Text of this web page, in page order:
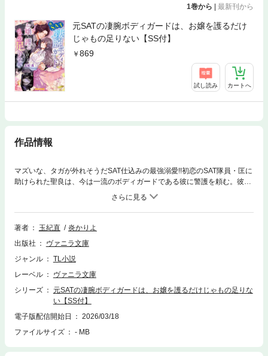
1巻から 最新刊から
元SATの凄腕ボディガードは、お嬢を護るだけ
じゃもの足りない【SS付】
869
試し読み カートへ
作品情報
マズいな、タガが外れそうだSAT仕込みの最強溺愛!!初恋のSAT隊員・匡に
助けられた聖良は、今は一流のボディガードである彼に警護を頼む。彼の
気配を感じるだけでもドキドキでいつしか恋人のような雰囲気に。想いが
募った二人は一線を越え、快楽の蜜そのものの甘い一夜を過ごしてしま
う。だけどそんな関係は超お嬢様の聖良を徹底管理するお祖父様には絶対
内緒。そんなときストーカーの影が忍び寄り!?
著者 玉紀直
炎かりよ
出版社
ヴァニラ文庫
ジャンル
TL小説
レーベル
ヴァニラ文庫
シリーズ
元SATの凄腕ボディガードは、お嬢を護るだけじゃもの足りな
い【SS付】
電子版配信開始日
2026/03/18
ファイルサイズ
- MB